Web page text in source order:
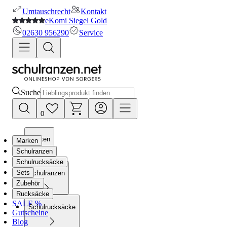
Umtauschrecht
Kontakt
eKomi Siegel Gold
02630 956290
Service
Suche
0
Marken
Schulranzen
Schulrucksäcke
Marken
Schulranzen
Schulrucksäcke
Sets
Zubehör
Rucksäcke
SALE %
Gutscheine
Blog